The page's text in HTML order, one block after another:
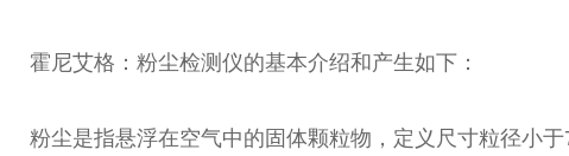
霍尼艾格：粉尘检测仪的基本介绍和产生如下：
粉尘是指悬浮在空气中的固体颗粒物，定义尺寸粒径小于